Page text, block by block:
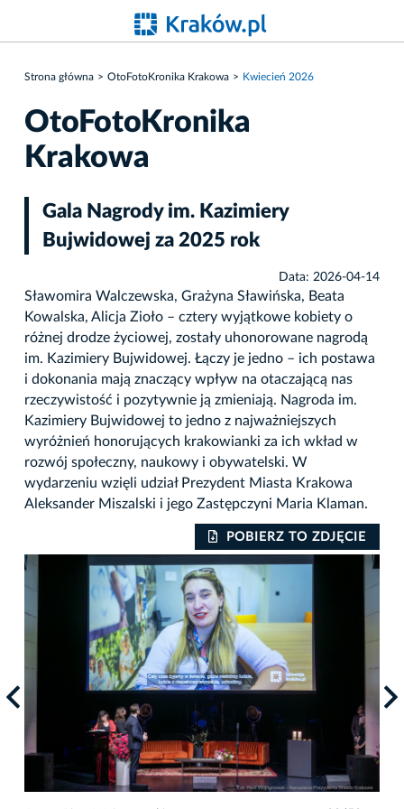
Strona główna OtoFotoKronika Krakowa Kwiecień 2026
OtoFotoKronika
Krakowa
Gala Nagrody im. Kazimiery
Bujwidowej za 2025 rok
Data: 2026-04-14
Sławomira Walczewska, Grażyna Sławińska, Beata
Kowalska, Alicja Zioło – cztery wyjątkowe kobiety o
różnej drodze życiowej, zostały uhonorowane nagrodą
im. Kazimiery Bujwidowej. Łączy je jedno – ich postawa
i dokonania mają znaczący wpływ na otaczającą nas
rzeczywistość i pozytywnie ją zmieniają. Nagroda im.
Kazimiery Bujwidowej to jedno z najważniejszych
wyróżnień honorujących krakowianki za ich wkład w
rozwój społeczny, naukowy i obywatelski. W
wydarzeniu wzięli udział Prezydent Miasta Krakowa
Aleksander Miszalski i jego Zastępczyni Maria Klaman.
POBIERZ TO ZDJĘCIE